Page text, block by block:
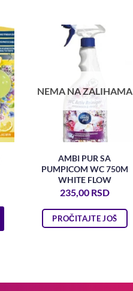
NEMA NA ZALIHAMA
AMBI PUR SA
PUMPICOM WC 750M
WHITE FLOW
235,00 RSD
PROČITAJTE JOŠ